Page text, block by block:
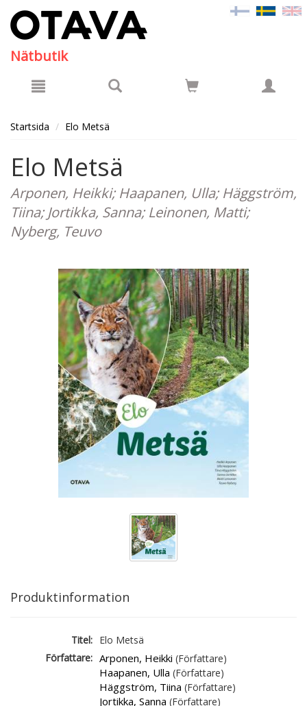
Nätbutik
Startsida Elo Metsä
Elo Metsä
Arponen, Heikki; Haapanen, Ulla; Häggström,
Tiina; Jortikka, Sanna; Leinonen, Matti;
Nyberg, Teuvo
Produktinformation
Titel: Elo Metsä
Författare: Arponen, Heikki (Författare)
Haapanen, Ulla (Författare)
Häggström, Tiina (Författare)
Jortikka, Sanna (Författare)